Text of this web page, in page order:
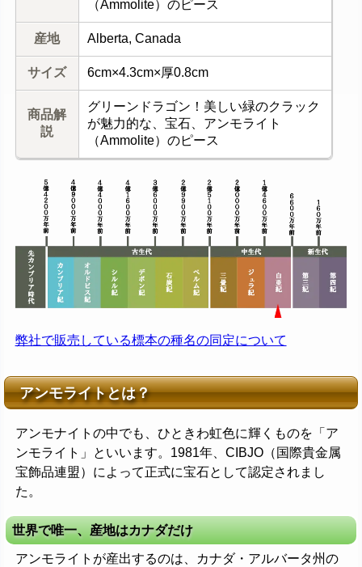
（Ammolite）のピース
産地 Alberta, Canada
サイズ 6cm×4.3cm×厚0.8cm
商品解
説
グリーンドラゴン！美しい緑のクラック
が魅力的な、宝石、アンモライト
（Ammolite）のピース
弊社で販売している標本の種名の同定について
アンモライトとは？
アンモナイトの中でも、ひときわ虹色に輝くものを「ア
ンモライト」といいます。1981年、CIBJO（国際貴金属
宝飾品連盟）によって正式に宝石として認定されまし
た。
世界で唯一、産地はカナダだけ
アンモライトが産出するのは、カナダ・アルバータ州の